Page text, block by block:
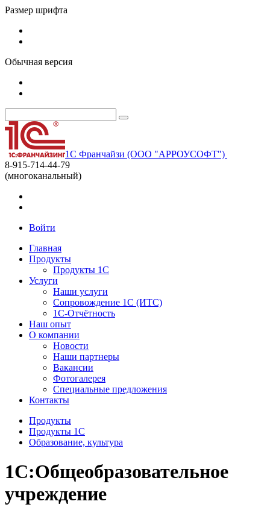
Размер шрифта
Обычная версия
1С Франчайзи (ООО "АРРОУСОФТ")
8-915-714-44-79
(многоканальный)
Войти
Главная
Продукты
Продукты 1С
Услуги
Наши услуги
Сопровождение 1С (ИТС)
1С-Отчётность
Наш опыт
О компании
Новости
Наши партнеры
Вакансии
Фотогалерея
Специальные предложения
Контакты
Продукты
Продукты 1С
Образование, культура
1С:Общеобразовательное
учреждение